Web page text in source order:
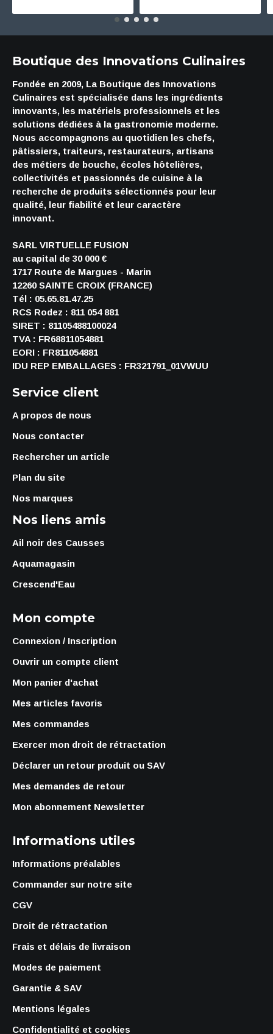
Boutique des Innovations Culinaires
Fondée en 2009, La Boutique des Innovations
Culinaires est spécialisée dans les ingrédients
innovants, les matériels professionnels et les
solutions dédiées à la gastronomie moderne.
Nous accompagnons au quotidien les chefs,
pâtissiers, traiteurs, restaurateurs, artisans
des métiers de bouche, écoles hôtelières,
collectivités et passionnés de cuisine à la
recherche de produits sélectionnés pour leur
qualité, leur fiabilité et leur caractère
innovant.
SARL VIRTUELLE FUSION
au capital de 30 000 €
1717 Route de Margues - Marin
12260 SAINTE CROIX (FRANCE)
Tél : 05.65.81.47.25
RCS Rodez : 811 054 881
SIRET : 81105488100024
TVA : FR68811054881
EORI : FR811054881
IDU REP EMBALLAGES : FR321791_01VWUU
Service client
A propos de nous
Nous contacter
Rechercher un article
Plan du site
Nos marques
Nos liens amis
Ail noir des Causses
Aquamagasin
Crescend'Eau
Mon compte
Connexion / Inscription
Ouvrir un compte client
Mon panier d'achat
Mes articles favoris
Mes commandes
Exercer mon droit de rétractation
Déclarer un retour produit ou SAV
Mes demandes de retour
Mon abonnement Newsletter
Informations utiles
Informations préalables
Commander sur notre site
CGV
Droit de rétractation
Frais et délais de livraison
Modes de paiement
Garantie & SAV
Mentions légales
Confidentialité et cookies